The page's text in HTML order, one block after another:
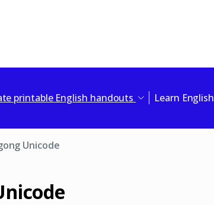
printable English handouts Learn English
Unicode